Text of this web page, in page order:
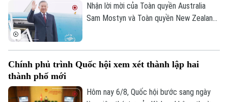
điều phối dự án được rõ ràng hơn.
Nhận lời mời của Toàn quyền Australia
Sam Mostyn và Toàn quyền New Zealand
Nam Tô Lâm cùng đoàn đại biểu cấp cao
Australia và New Zealand từ ngày 9 đến
Chính phủ trình Quốc hội xem xét thành lập hai
thành phố mới
Hôm nay 6/8, Quốc hội bước sang ngày